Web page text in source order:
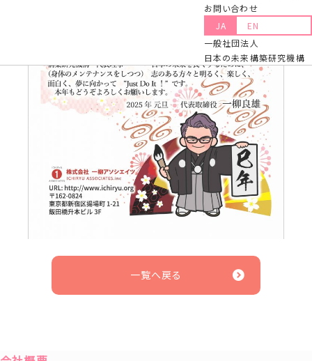
お問い合わせ
JA
EN
一般社団法人
日本の未来構築研究機構
一覧へ戻る